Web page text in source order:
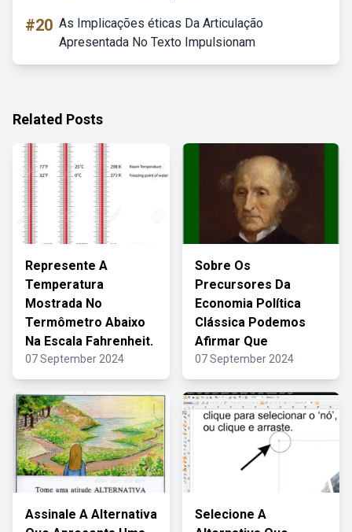
#20 As Implicações éticas Da Articulação
Apresentada No Texto Impulsionam
Related Posts
Represente A
Temperatura
Mostrada No
Termômetro Abaixo
Na Escala Fahrenheit.
07 September 2024
Sobre Os
Precursores Da
Economia Política
Clássica Podemos
Afirmar Que
07 September 2024
Assinale A Alternativa
Selecione A